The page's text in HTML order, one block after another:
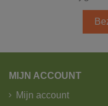
MIJN ACCOUNT
Mijn account